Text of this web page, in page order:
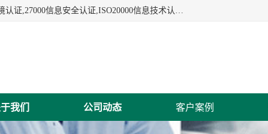
杭州贝安企业管理有限公司:iso咨询,杭州ISO认证,iso认证咨询,国军标认证,iso环境认证,27000信息安全认证,ISO20000信息技术认证,口罩检测报告,32610检测报告,CCRC认证,ISO50001认证,ITSS认证,两化融合认证,出口口罩检测报告等认证代理服务,本公司有近10年的体系咨询经验,能业务覆盖范围南到海南三亚北到新疆阿克苏.
我们 公司动态 客户案例